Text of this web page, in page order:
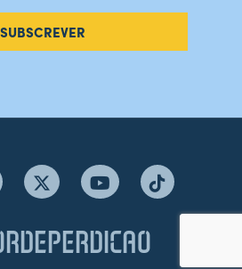
SUBSCREVER